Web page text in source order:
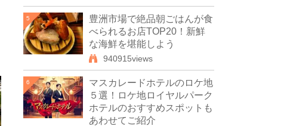
5
豊洲市場で絶品朝ごはんが食
べられるお店TOP20！新鮮
な海鮮を堪能しよう
940915views
6
マスカレードホテルのロケ地
５選！ロケ地ロイヤルパーク
ホテルのおすすめスポットも
あわせてご紹介